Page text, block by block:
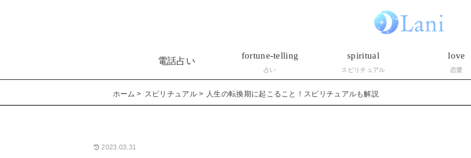
電話占い
fortune-telling
占い
spiritual
スピリチュアル
love
恋愛
ホーム スピリチュアル 人生の転換期に起こること！スピリチュアルも解説
2023.03.31